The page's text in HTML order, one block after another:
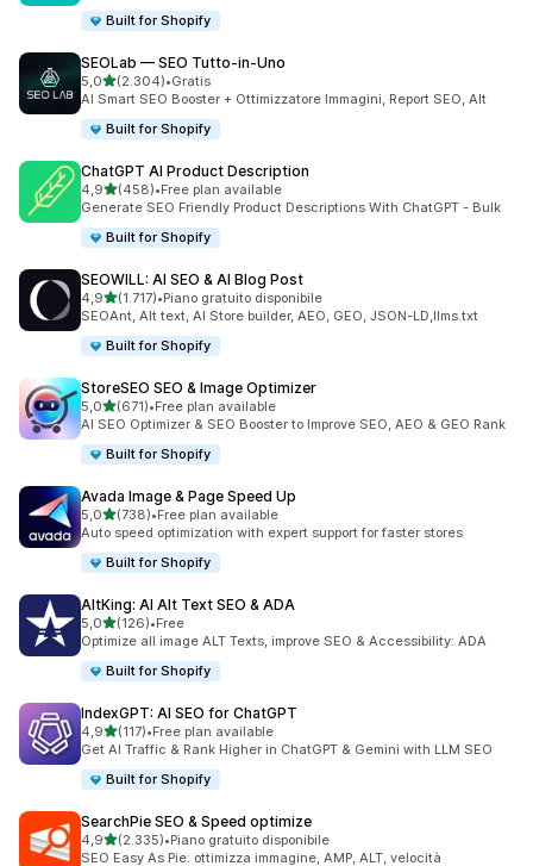
Built for Shopify
SEOLab — SEO Tutto‑in‑Uno
5,0stelle su 5
(2.304)
2304 recensioni totali
•Gratis
AI Smart SEO Booster + Ottimizzatore Immagini, Report SEO, Alt
Built for Shopify
ChatGPT AI Product Description
4,9stelle su 5
(458)
458 recensioni totali
•Free plan available
Generate SEO Friendly Product Descriptions With ChatGPT - Bulk
Built for Shopify
SEOWILL: AI SEO & AI Blog Post
4,9stelle su 5
(1.717)
1717 recensioni totali
•Piano gratuito disponibile
SEOAnt, Alt text, AI Store builder, AEO, GEO, JSON-LD,llms.txt
Built for Shopify
StoreSEO SEO & Image Optimizer
5,0stelle su 5
(671)
671 recensioni totali
•Free plan available
AI SEO Optimizer & SEO Booster to Improve SEO, AEO & GEO Rank
Built for Shopify
Avada Image & Page Speed Up
5,0stelle su 5
(738)
738 recensioni totali
•Free plan available
Auto speed optimization with expert support for faster stores
Built for Shopify
AltKing: AI Alt Text SEO & ADA
5,0stelle su 5
(126)
126 recensioni totali
•Free
Optimize all image ALT Texts, improve SEO & Accessibility: ADA
Built for Shopify
IndexGPT: AI SEO for ChatGPT
4,9stelle su 5
(117)
117 recensioni totali
•Free plan available
Get AI Traffic & Rank Higher in ChatGPT & Gemini with LLM SEO
Built for Shopify
SearchPie SEO & Speed optimize
4,9stelle su 5
(2.335)
2335 recensioni totali
•Piano gratuito disponibile
SEO Easy As Pie: ottimizza immagine, AMP, ALT, velocità